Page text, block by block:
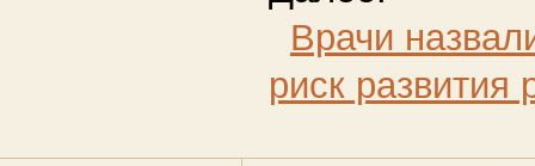
Врачи
риск развития